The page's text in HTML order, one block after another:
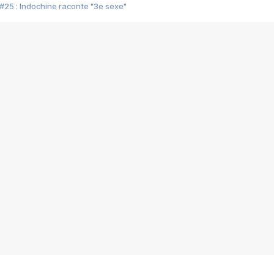
#25 : Indochine raconte "3e sexe"